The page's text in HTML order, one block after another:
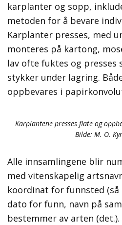
karplanter og sopp,
metoden for å bevare
Karplanter presses, med
monteres på kartong,
lav ofte fuktes og presses
stykker under lagring.
oppbevares i
Karplantene presses flate og
Bilde: M. O.
Alle innsamlingene blir
med vitenskapelig
koordinat for funnsted
dato for funn, navn på
bestemmer av arten (det.).